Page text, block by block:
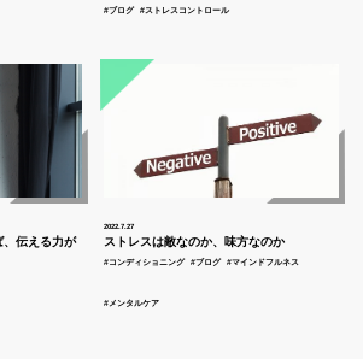
#ブログ #ストレスコントロール
、伝える力が
2022.7.27
ストレスは敵なのか、味方なのか
#コンディショニング #ブログ #マインドフルネス
#メンタルケア